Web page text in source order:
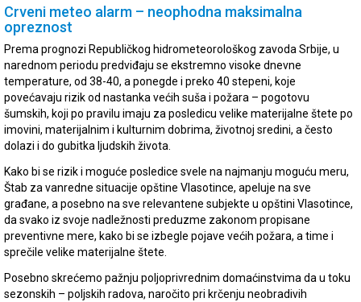
Crveni meteo alarm – neophodna maksimalna
opreznost
Prema prognozi Republičkog hidrometeorološkog zavoda Srbije, u
narednom periodu predviđaju se ekstremno visoke dnevne
temperature, od 38-40, a ponegde i preko 40 stepeni, koje
povećavaju rizik od nastanka većih suša i požara – pogotovu
šumskih, koji po pravilu imaju za posledicu velike materijalne štete po
imovini, materijalnim i kulturnim dobrima, životnoj sredini, a često
dolazi i do gubitka ljudskih života.
Kako bi se rizik i moguće posledice svele na najmanju moguću meru,
Štab za vanredne situacije opštine Vlasotince, apeluje na sve
građane, a posebno na sve relevantene subjekte u opštini Vlasotince,
da svako iz svoje nadležnosti preduzme zakonom propisane
preventivne mere, kako bi se izbegle pojave većih požara, a time i
sprečile velike materijalne štete.
Posebno skrećemo pažnju poljoprivrednim domaćinstvima da u toku
sezonskih – poljskih radova, naročito pri krčenju neobradivih